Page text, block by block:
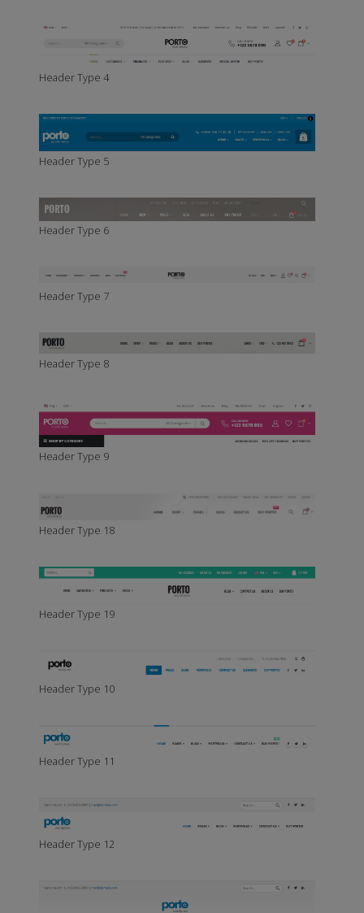
Header Type 4
Header Type 5
Header Type 6
Header Type 7
Header Type 8
Header Type 9
Header Type 18
Header Type 19
Header Type 10
Header Type 11
Header Type 12